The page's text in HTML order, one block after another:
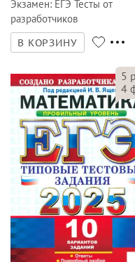
4
438₽